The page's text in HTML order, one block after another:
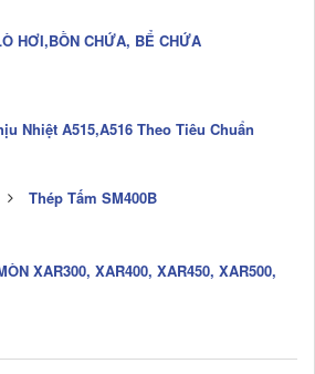
HƠI,BỒN CHỨA, BỂ CHỨA
Nhiệt A515,A516 Theo Tiêu Chuẩn
Thép Tấm SM400B
XAR300, XAR400, XAR450, XAR500,